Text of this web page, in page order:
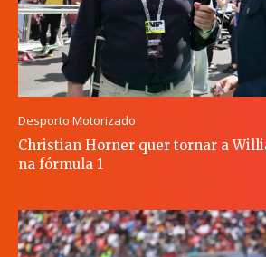
Desporto Motorizado
Christian Horner quer tornar a
na fórmula 1